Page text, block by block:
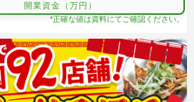
開業資金（万円）
*正確な値は資料にてご確認ください。